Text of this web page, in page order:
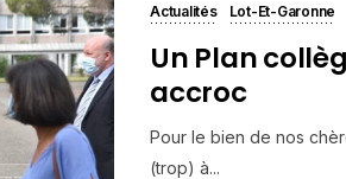
Actualités Lot-Et-Garonne
Un Plan
accroc
Pour le bien de nos
(trop) à...